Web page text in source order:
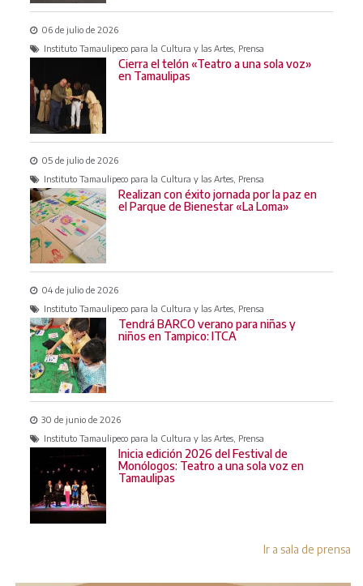
06 de julio de 2026
Instituto Tamaulipeco para la Cultura y las Artes, Prensa
Cierra el telón «Teatro a una sola voz»
en Tamaulipas
05 de julio de 2026
Instituto Tamaulipeco para la Cultura y las Artes, Prensa
Realizan con éxito jornada por la paz en
el Parque de Bienestar «La Loma»
04 de julio de 2026
Instituto Tamaulipeco para la Cultura y las Artes, Prensa
Tendrá BARCO verano para niñas y
niños en Tampico: ITCA
30 de junio de 2026
Instituto Tamaulipeco para la Cultura y las Artes, Prensa
Inicia edición 2026 del Festival de
Monólogos: Teatro a una sola voz en
Tamaulipas
Ir a sala de prensa